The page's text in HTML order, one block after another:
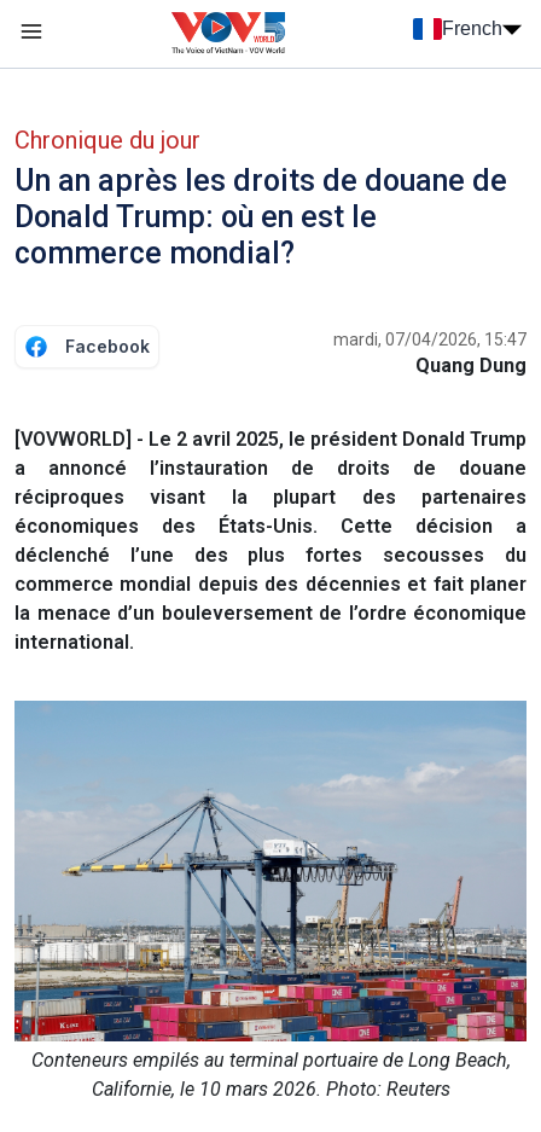
French
Chronique du jour
Un an après les droits de douane de
Donald Trump: où en est le
commerce mondial?
Facebook mardi, 07/04/2026, 15:47
Quang Dung
[VOVWORLD] - Le 2 avril 2025, le président Donald Trump
a annoncé l’instauration de droits de douane
réciproques visant la plupart des partenaires
économiques des États-Unis. Cette décision a
déclenché l’une des plus fortes secousses du
commerce mondial depuis des décennies et fait planer
la menace d’un bouleversement de l’ordre économique
international.
Conteneurs empilés au terminal portuaire de Long Beach,
Californie, le 10 mars 2026. Photo: Reuters